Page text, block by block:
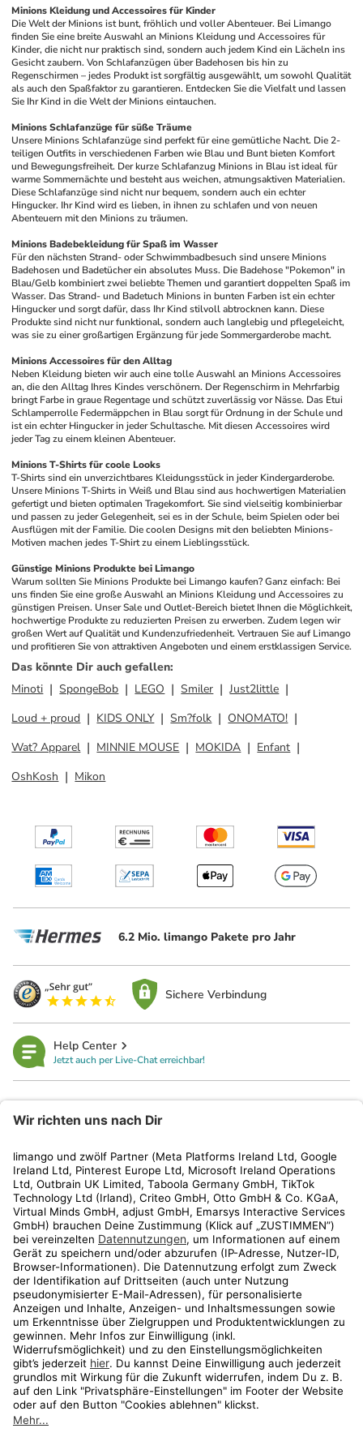
Minions Kleidung und Accessoires für Kinder
Die Welt der Minions ist bunt, fröhlich und voller Abenteuer. Bei Limango
finden Sie eine breite Auswahl an Minions Kleidung und Accessoires für
Kinder, die nicht nur praktisch sind, sondern auch jedem Kind ein Lächeln ins
Gesicht zaubern. Von Schlafanzügen über Badehosen bis hin zu
Regenschirmen – jedes Produkt ist sorgfältig ausgewählt, um sowohl Qualität
als auch den Spaßfaktor zu garantieren. Entdecken Sie die Vielfalt und lassen
Sie Ihr Kind in die Welt der Minions eintauchen.
Minions Schlafanzüge für süße Träume
Unsere Minions Schlafanzüge sind perfekt für eine gemütliche Nacht. Die 2-
teiligen Outfits in verschiedenen Farben wie Blau und Bunt bieten Komfort
und Bewegungsfreiheit. Der kurze Schlafanzug Minions in Blau ist ideal für
warme Sommernächte und besteht aus weichen, atmungsaktiven Materialien.
Diese Schlafanzüge sind nicht nur bequem, sondern auch ein echter
Hingucker. Ihr Kind wird es lieben, in ihnen zu schlafen und von neuen
Abenteuern mit den Minions zu träumen.
Minions Badebekleidung für Spaß im Wasser
Für den nächsten Strand- oder Schwimmbadbesuch sind unsere Minions
Badehosen und Badetücher ein absolutes Muss. Die Badehose "Pokemon" in
Blau/Gelb kombiniert zwei beliebte Themen und garantiert doppelten Spaß im
Wasser. Das Strand- und Badetuch Minions in bunten Farben ist ein echter
Hingucker und sorgt dafür, dass Ihr Kind stilvoll abtrocknen kann. Diese
Produkte sind nicht nur funktional, sondern auch langlebig und pflegeleicht,
was sie zu einer großartigen Ergänzung für jede Sommergarderobe macht.
Minions Accessoires für den Alltag
Neben Kleidung bieten wir auch eine tolle Auswahl an Minions Accessoires
an, die den Alltag Ihres Kindes verschönern. Der Regenschirm in Mehrfarbig
bringt Farbe in graue Regentage und schützt zuverlässig vor Nässe. Das Etui
Schlamperrolle Federmäppchen in Blau sorgt für Ordnung in der Schule und
ist ein echter Hingucker in jeder Schultasche. Mit diesen Accessoires wird
jeder Tag zu einem kleinen Abenteuer.
Minions T-Shirts für coole Looks
T-Shirts sind ein unverzichtbares Kleidungsstück in jeder Kindergarderobe.
Unsere Minions T-Shirts in Weiß und Blau sind aus hochwertigen Materialien
gefertigt und bieten optimalen Tragekomfort. Sie sind vielseitig kombinierbar
und passen zu jeder Gelegenheit, sei es in der Schule, beim Spielen oder bei
Ausflügen mit der Familie. Die coolen Designs mit den beliebten Minions-
Motiven machen jedes T-Shirt zu einem Lieblingsstück.
Günstige Minions Produkte bei Limango
Warum sollten Sie Minions Produkte bei Limango kaufen? Ganz einfach: Bei
uns finden Sie eine große Auswahl an Minions Kleidung und Accessoires zu
günstigen Preisen. Unser Sale und Outlet-Bereich bietet Ihnen die Möglichkeit,
hochwertige Produkte zu reduzierten Preisen zu erwerben. Zudem legen wir
großen Wert auf Qualität und Kundenzufriedenheit. Vertrauen Sie auf Limango
und profitieren Sie von attraktiven Angeboten und einem erstklassigen Service.
Das könnte Dir auch gefallen:
Minoti
SpongeBob LEGO Smiler
Just2little
Loud + proud
KIDS ONLY Sm?folk
ONOMATO!
Wat? Apparel
MINNIE MOUSE MOKIDA
Enfant
OshKosh
Mikon
6.2 Mio. limango Pakete pro Jahr
Sichere Verbindung
Help Center
Jetzt auch per Live-Chat erreichbar!
Kundenservice
Shop
Aktionen
Travel